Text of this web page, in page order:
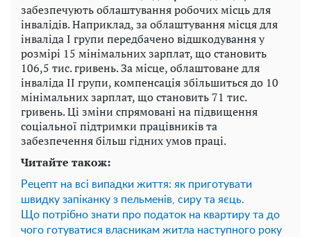
забезпечують облаштування робочих місць для
інвалідів. Наприклад, за облаштування місця для
інваліда І групи передбачено відшкодування у
розмірі 15 мінімальних зарплат, що становить
106,5 тис. гривень. За місце, облаштоване для
інваліда ІІ групи, компенсація збільшиться до 10
мінімальних зарплат, що становить 71 тис.
гривень. Ці зміни спрямовані на підвищення
соціальної підтримки працівників та
забезпечення більш гідних умов праці.
Читайте також:
Рецепт на всі випадки життя: як приготувати
швидку запіканку з пельменів, сиру та яєць.
Що потрібно знати про податок на квартиру та до
чого готуватися власникам житла наступного року